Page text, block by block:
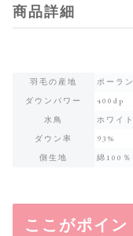
商品詳細
羽毛の産地
ポーラ
ダウンパワー
400dp
水鳥
ホワイ
ダウン率
93%
側生地
綿100％
ここがポイン